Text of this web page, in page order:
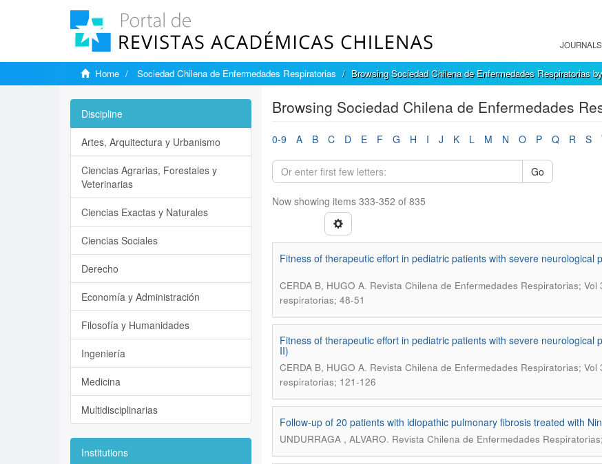
JOURNALS
Home Sociedad Chilena de Enfermedades Respiratorias Browsing Sociedad Chilena de Enfermedades Respiratorias
Browsing Sociedad Chilena de Enfermedades
0-9 A B C D E F G H I J K L M N O P Q R S
Go
Now showing items 333-352 of 835
Fitness of therapeutic effort in pediatric patients with severe
CERDA B, HUGO A. Revista Chilena de Enfermedades Respiratorias;
respiratorias; 48-51
Fitness of therapeutic effort in pediatric patients with severe
II)
CERDA B, HUGO A. Revista Chilena de Enfermedades Respiratorias;
respiratorias; 121-126
Follow-up of 20 patients with idiopathic pulmonary fibrosis treated with
UNDURRAGA , ALVARO. Revista Chilena de Enfermedades
Discipline
Artes, Arquitectura y Urbanismo
Ciencias Agrarias, Forestales y
Veterinarias
Ciencias Exactas y Naturales
Ciencias Sociales
Derecho
Economía y Administración
Filosofía y Humanidades
Ingeniería
Medicina
Multidisciplinarias
Institutions